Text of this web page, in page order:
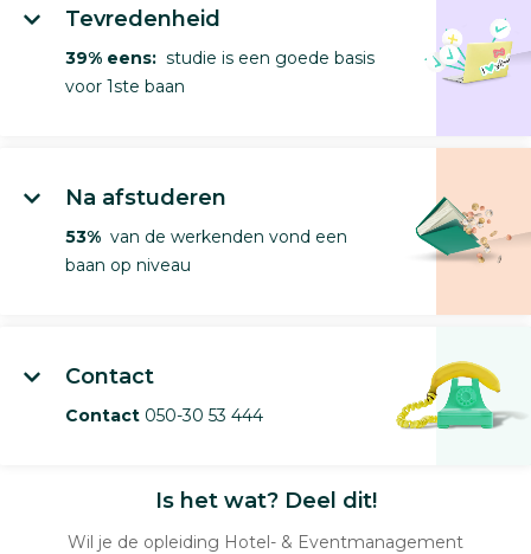
Tevredenheid
39% eens: studie is een goede basis
voor 1ste baan
Na afstuderen
53% van de werkenden vond een
baan op niveau
Contact
Contact 050-30 53 444
Is het wat? Deel dit!
Wil je de opleiding Hotel- & Eventmanagement